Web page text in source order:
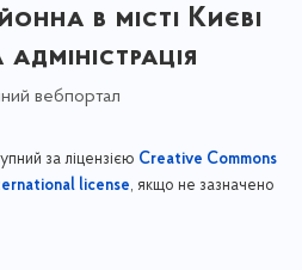
в місті Києві
вебпортал
за ліцензією Creative Commons
license, якщо не зазначено